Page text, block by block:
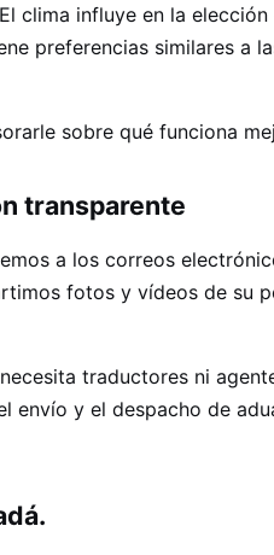
clima influye en la
preferencias similares a
sobre qué funciona
transparente
a los correos
fotos y vídeos de su
traductores ni
y el despacho de